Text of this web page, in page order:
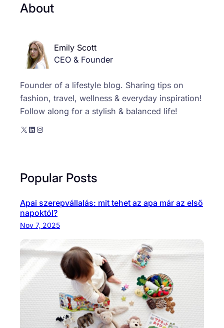
About
Emily Scott
CEO & Founder
Founder of a lifestyle blog. Sharing tips on
fashion, travel, wellness & everyday inspiration!
Follow along for a stylish & balanced life!
X LinkedIn Instagram
Popular Posts
Apai szerepvállalás: mit tehet az apa már az első
napoktól?
Nov 7, 2025